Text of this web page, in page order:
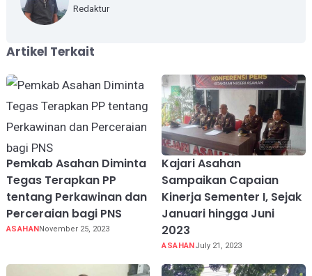
Redaktur
Artikel Terkait
Pemkab Asahan Diminta
Tegas Terapkan PP
tentang Perkawinan dan
Perceraian bagi PNS
ASAHAN November 25, 2023
Kajari Asahan
Sampaikan Capaian
Kinerja Sementer I, Sejak
Januari hingga Juni
2023
ASAHAN July 21, 2023